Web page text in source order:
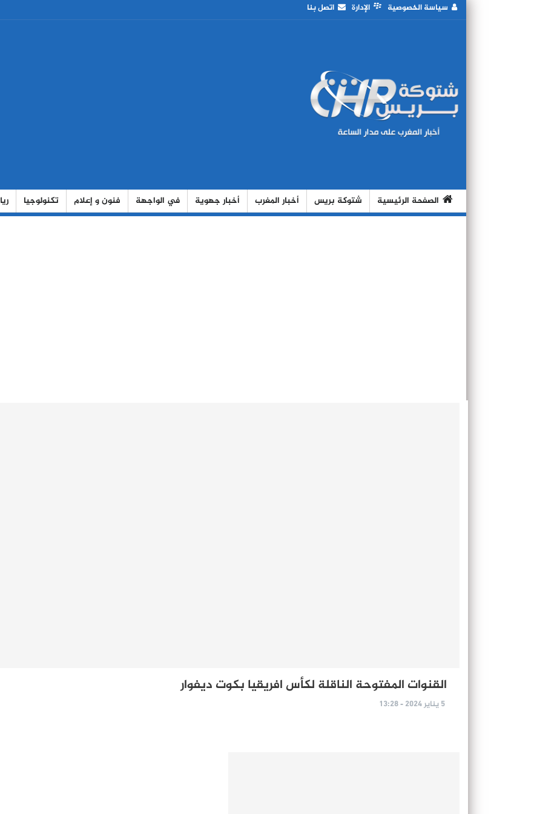
سياسة الخصوصية الإدارة اتصل بنا
الصفحة الرئيسية شتوكة بريس أخبار المغرب أخبار جهوية في الواجهة فنون و إعلام تكنولوجيا
القنوات المفتوحة الناقلة لكأس افريقيا بكوت ديفوار
5 يناير 2024 - 13:28